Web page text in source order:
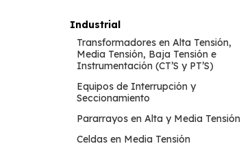
Industrial
Transformadores en Alta Tensión,
Media Tensión, Baja Tensión e
Instrumentación (CT’S y PT’S)
Equipos de Interrupción y
Seccionamiento
Pararrayos en Alta y Media Tensión
Celdas en Media Tensión